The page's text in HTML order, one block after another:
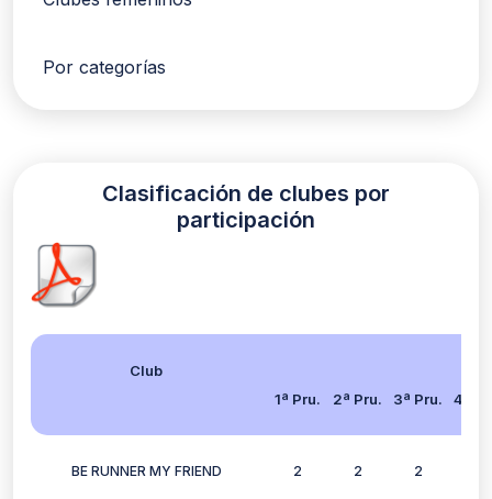
Por categorías
Clasificación de clubes por
participación
Club
1ª Pru.
2ª Pru. 3ª Pru. 4ª
BE RUNNER MY FRIEND 2 2 2